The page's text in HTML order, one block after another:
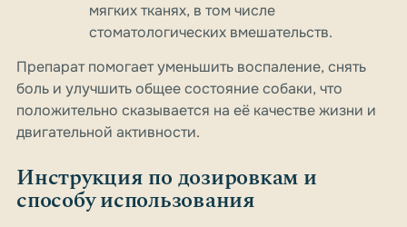
мягких тканях, в том числе
стоматологических вмешательств.
Препарат помогает уменьшить воспаление, снять
боль и улучшить общее состояние собаки, что
положительно сказывается на её качестве жизни и
двигательной активности.
Инструкция по дозировкам и
способу использования